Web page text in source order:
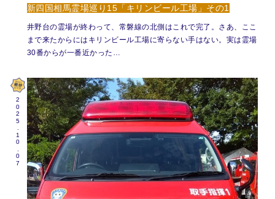
新四国相馬霊場巡り15「キリンビール工場」その1
井野台の霊場が終わって、常磐線の北側はこれで完了。さあ、ここ
まで来たからにはキリンビール工場に寄らない手はない。実は霊場
30番からが一番近かった…
2025.10.07